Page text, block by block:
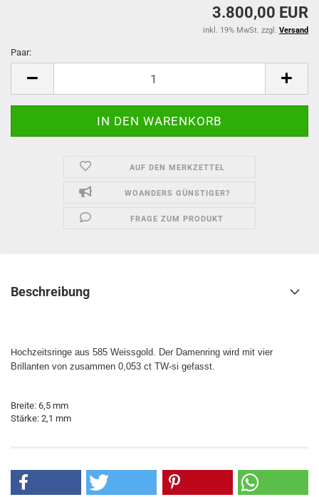
3.800,00 EUR
inkl. 19% MwSt. zzgl. Versand
Paar:
AUF DEN MERKZETTEL
WOANDERS GÜNSTIGER?
FRAGE ZUM PRODUKT
Beschreibung
Hochzeitsringe aus 585 Weissgold. Der Damenring wird mit vier
Brillanten von zusammen 0,053 ct TW-si gefasst.
Breite: 6,5 mm
Stärke: 2,1 mm